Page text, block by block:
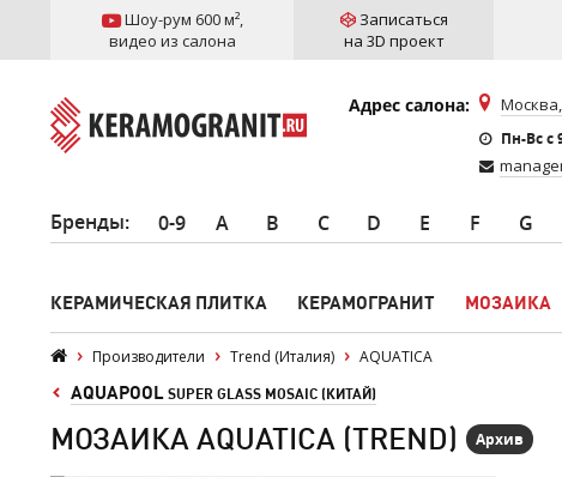
Шоу-рум 600 м²,
видео из салона
Записаться
на 3D проект
Адрес салона:
Пн-Вс c
Бренды: 0-9 A B C D E F G
КЕРАМИЧЕСКАЯ ПЛИТКА КЕРАМОГРАНИТ МОЗАИКА
Производители Trend (Италия) AQUATICA
AQUAPOOL SUPER GLASS MOSAIC (КИТАЙ)
МОЗАИКА AQUATICA (TREND) Архив